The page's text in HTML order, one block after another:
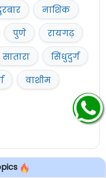
नाशिक
पुणे
रायगढ़
सातारा
सिंधुदुर्ग
वाशीम